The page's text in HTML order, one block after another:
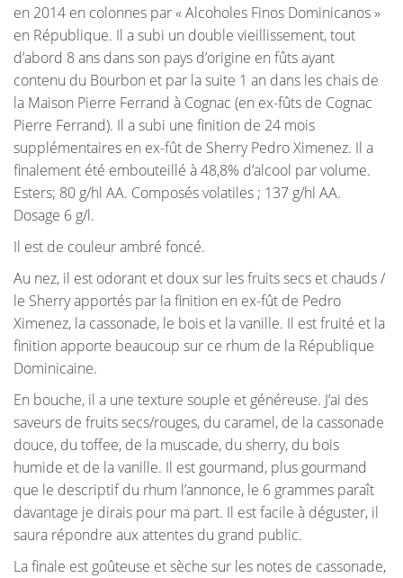
en 2014 en colonnes par « Alcoholes Finos Dominicanos »
en République. Il a subi un double vieillissement, tout
d’abord 8 ans dans son pays d’origine en fûts ayant
contenu du Bourbon et par la suite 1 an dans les chais de
la Maison Pierre Ferrand à Cognac (en ex-fûts de Cognac
Pierre Ferrand). Il a subi une finition de 24 mois
supplémentaires en ex-fût de Sherry Pedro Ximenez. Il a
finalement été embouteillé à 48,8% d’alcool par volume.
Esters; 80 g/hl AA. Composés volatiles ; 137 g/hl AA.
Dosage 6 g/l.
Il est de couleur ambré foncé.
Au nez, il est odorant et doux sur les fruits secs et chauds /
le Sherry apportés par la finition en ex-fût de Pedro
Ximenez, la cassonade, le bois et la vanille. Il est fruité et la
finition apporte beaucoup sur ce rhum de la République
Dominicaine.
En bouche, il a une texture souple et généreuse. J’ai des
saveurs de fruits secs/rouges, du caramel, de la cassonade
douce, du toffee, de la muscade, du sherry, du bois
humide et de la vanille. Il est gourmand, plus gourmand
que le descriptif du rhum l’annonce, le 6 grammes paraît
davantage je dirais pour ma part. Il est facile à déguster, il
saura répondre aux attentes du grand public.
La finale est goûteuse et sèche sur les notes de cassonade,